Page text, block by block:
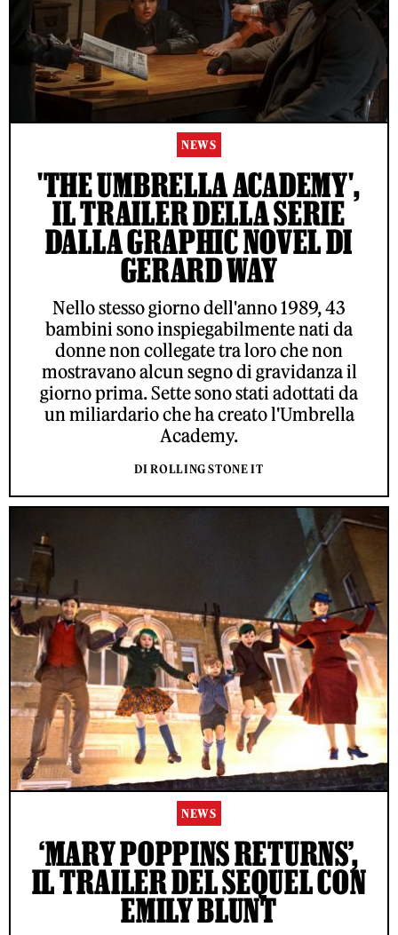
NEWS
'THE UMBRELLA ACADEMY',
IL TRAILER DELLA SERIE
DALLA GRAPHIC NOVEL DI
GERARD WAY
Nello stesso giorno dell'anno 1989, 43
bambini sono inspiegabilmente nati da
donne non collegate tra loro che non
mostravano alcun segno di gravidanza il
giorno prima. Sette sono stati adottati da
un miliardario che ha creato l'Umbrella
Academy.
DI ROLLING STONE IT
NEWS
‘MARY POPPINS RETURNS’,
IL TRAILER DEL SEQUEL CON
EMILY BLUNT